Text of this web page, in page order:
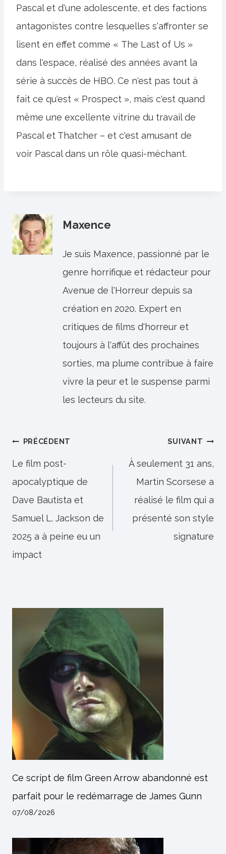
Pascal et d'une adolescente, et des factions
antagonistes contre lesquelles s'affronter se
lisent en effet comme « The Last of Us »
dans l'espace, réalisé des années avant la
série à succès de HBO. Ce n'est pas tout à
fait ce qu'est « Prospect », mais c'est quand
même une excellente vitrine du travail de
Pascal et Thatcher – et c'est amusant de
voir Pascal dans un rôle quasi-méchant.
Maxence
Je suis Maxence, passionné par le
genre horrifique et rédacteur pour
Avenue de l'Horreur depuis sa
création en 2020. Expert en
critiques de films d'horreur et
toujours à l'affût des prochaines
sorties, ma plume contribue à faire
vivre la peur et le suspense parmi
les lecteurs du site.
Navigation
de
l’article
PRÉCÉDENT
Le film post-
apocalyptique de
Dave Bautista et
Samuel L. Jackson de
2025 a à peine eu un
impact
SUIVANT
À seulement 31 ans,
Martin Scorsese a
réalisé le film qui a
présenté son style
signature
Ce script de film Green Arrow abandonné est
parfait pour le redémarrage de James Gunn
07/08/2026